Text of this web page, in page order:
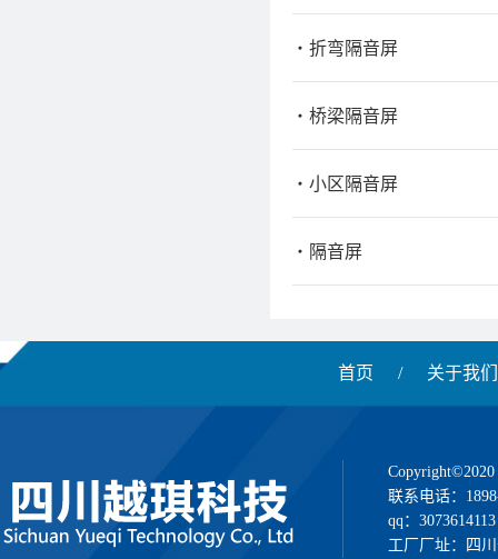
折弯隔音屏
桥梁隔音屏
小区隔音屏
隔音屏
首页 / 关于我们
联系电话：
qq：3073614113
工厂厂址：四